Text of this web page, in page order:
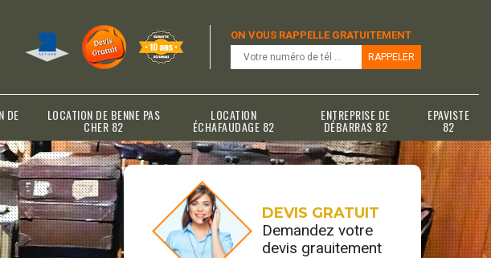
ON VOUS RAPPELLE GRATUITEMENT
DE LOCATION DE BENNE PAS
CHER 82
LOCATION
ÉCHAFAUDAGE 82
ENTREPRISE DE
DÉBARRAS 82
EPAVISTE
82
DEVIS GRATUIT
Demandez votre
devis grauitement